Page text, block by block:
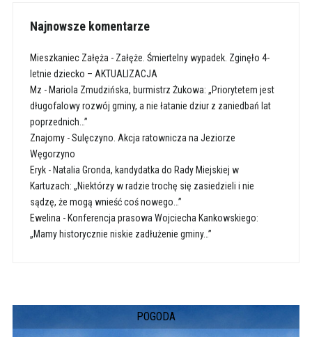
Najnowsze komentarze
Mieszkaniec Załęża- Załęże. Śmiertelny wypadek. Zginęło 4-
letnie dziecko – AKTUALIZACJA
Mz - Mariola Zmudzińska, burmistrz Żukowa: „Priorytetem jest
długofalowy rozwój gminy, a nie łatanie dziur z zaniedbań lat
poprzednich…”
Znajomy-Sulęczyno. Akcja ratownicza na Jeziorze
Węgorzyno
Eryk- Natalia Gronda, kandydatka do Rady Miejskiej w
Kartuzach: „Niektórzy w radzie trochę się zasiedzieli i nie
sądzę, że mogą wnieść coś nowego…”
Ewelina- Konferencja prasowa Wojciecha Kankowskiego:
„Mamy historycznie niskie zadłużenie gminy…”
POGODA